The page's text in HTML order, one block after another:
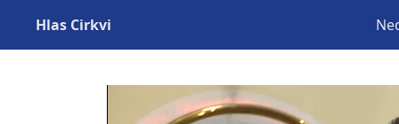
Hlas Cirkvi